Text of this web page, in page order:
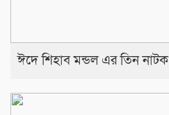
ঈদে শিহাব মন্ডল এর তিন নাটক